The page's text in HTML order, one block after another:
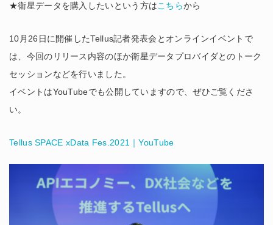
★衛星データを購入したいという方はこちらから
10月26日に開催したTellus記者発表会とオンラインイベントで
は、今回のリリース内容のほか衛星データプロバイダとのトーク
セッションなどを行いました。
イベントはYouTubeでも公開していますので、ぜひご覧くださ
い。
Tellus SPACE xData Fes.2021｜YouTube